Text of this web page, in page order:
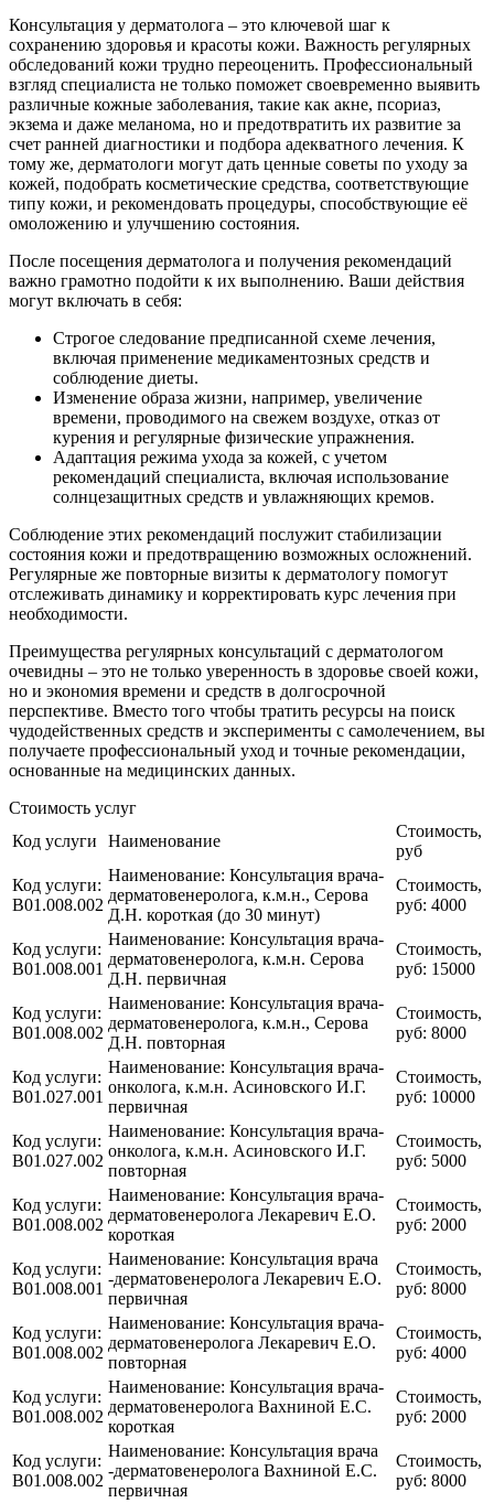
Консультация у дерматолога – это ключевой шаг к
сохранению здоровья и красоты кожи. Важность регулярных
обследований кожи трудно переоценить. Профессиональный
взгляд специалиста не только поможет своевременно выявить
различные кожные заболевания, такие как акне, псориаз,
экзема и даже меланома, но и предотвратить их развитие за
счет ранней диагностики и подбора адекватного лечения. К
тому же, дерматологи могут дать ценные советы по уходу за
кожей, подобрать косметические средства, соответствующие
типу кожи, и рекомендовать процедуры, способствующие её
омоложению и улучшению состояния.
После посещения дерматолога и получения рекомендаций
важно грамотно подойти к их выполнению. Ваши действия
могут включать в себя:
Строгое следование предписанной схеме лечения,
включая применение медикаментозных средств и
соблюдение диеты.
Изменение образа жизни, например, увеличение
времени, проводимого на свежем воздухе, отказ от
курения и регулярные физические упражнения.
Адаптация режима ухода за кожей, с учетом
рекомендаций специалиста, включая использование
солнцезащитных средств и увлажняющих кремов.
Соблюдение этих рекомендаций послужит стабилизации
состояния кожи и предотвращению возможных осложнений.
Регулярные же повторные визиты к дерматологу помогут
отслеживать динамику и корректировать курс лечения при
необходимости.
Преимущества регулярных консультаций с дерматологом
очевидны – это не только уверенность в здоровье своей кожи,
но и экономия времени и средств в долгосрочной
перспективе. Вместо того чтобы тратить ресурсы на поиск
чудодейственных средств и эксперименты с самолечением, вы
получаете профессиональный уход и точные рекомендации,
основанные на медицинских данных.
Стоимость услуг
Код услуги
Наименование
Стоимость,
руб
Код услуги:
B01.008.002
Наименование: Консультация врача-
дерматовенеролога, к.м.н., Серова
Д.Н. короткая (до 30 минут)
Стоимость,
руб: 4000
Код услуги:
B01.008.001
Наименование: Консультация врача-
дерматовенеролога, к.м.н. Серова
Д.Н. первичная
Стоимость,
руб: 15000
Код услуги:
B01.008.002
Наименование: Консультация врача-
дерматовенеролога, к.м.н., Серова
Д.Н. повторная
Стоимость,
руб: 8000
Код услуги:
B01.027.001
Наименование: Консультация врача-
онколога, к.м.н. Асиновского И.Г.
первичная
Стоимость,
руб: 10000
Код услуги:
B01.027.002
Наименование: Консультация врача-
онколога, к.м.н. Асиновского И.Г.
повторная
Стоимость,
руб: 5000
Код услуги:
B01.008.002
Наименование: Консультация врача-
дерматовенеролога Лекаревич Е.О.
короткая
Стоимость,
руб: 2000
Код услуги:
B01.008.001
Наименование: Консультация врача
-дерматовенеролога Лекаревич Е.О.
первичная
Стоимость,
руб: 8000
Код услуги:
B01.008.002
Наименование: Консультация врача-
дерматовенеролога Лекаревич Е.О.
повторная
Стоимость,
руб: 4000
Код услуги:
B01.008.002
Наименование: Консультация врача-
дерматовенеролога Вахниной Е.С.
короткая
Стоимость,
руб: 2000
Код услуги:
B01.008.002
Наименование: Консультация врача
-дерматовенеролога Вахниной Е.С.
первичная
Стоимость,
руб: 8000